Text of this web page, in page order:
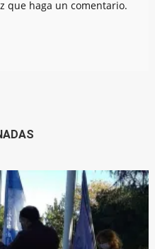
que haga un comentario.